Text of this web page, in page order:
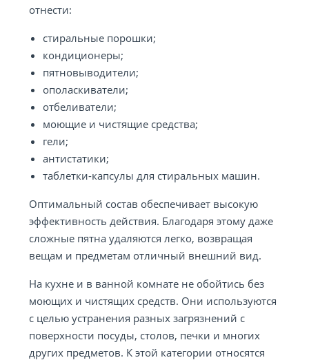
отнести:
стиральные порошки;
кондиционеры;
пятновыводители;
ополаскиватели;
отбеливатели;
моющие и чистящие средства;
гели;
антистатики;
таблетки-капсулы для стиральных машин.
Оптимальный состав обеспечивает высокую
эффективность действия. Благодаря этому даже
сложные пятна удаляются легко, возвращая
вещам и предметам отличный внешний вид.
На кухне и в ванной комнате не обойтись без
моющих и чистящих средств. Они используются
с целью устранения разных загрязнений с
поверхности посуды, столов, печки и многих
других предметов. К этой категории относятся